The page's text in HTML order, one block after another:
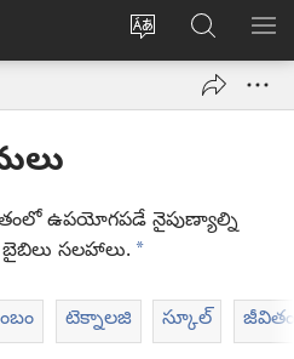
సైట్
మార్చండి
లాగిన్
(కొత్త
ఓపెన్‌
JW.ORGలో
వెదకండి
ఉపయోగపడే నైపుణ్యాల్ని
సలహాలు. a
టెక్నాలజి స్కూల్‌